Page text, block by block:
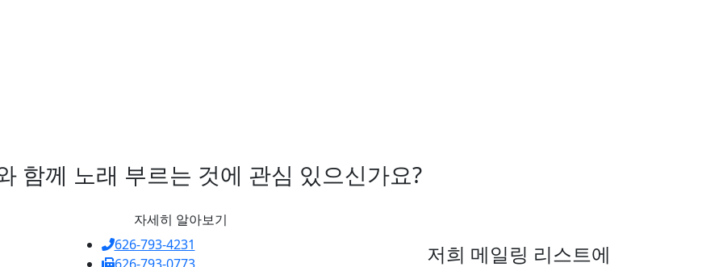
함께 노래 부르는 것에 관심 있으신가요?
자세히 알아보기
626-793-4231
저희 메일링 리스트에